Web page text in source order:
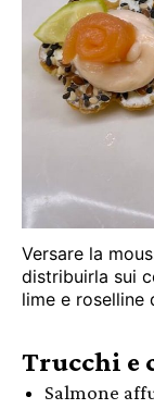
Versare la
distribuirla sui
lime e roselline
Trucchi e
Salmone